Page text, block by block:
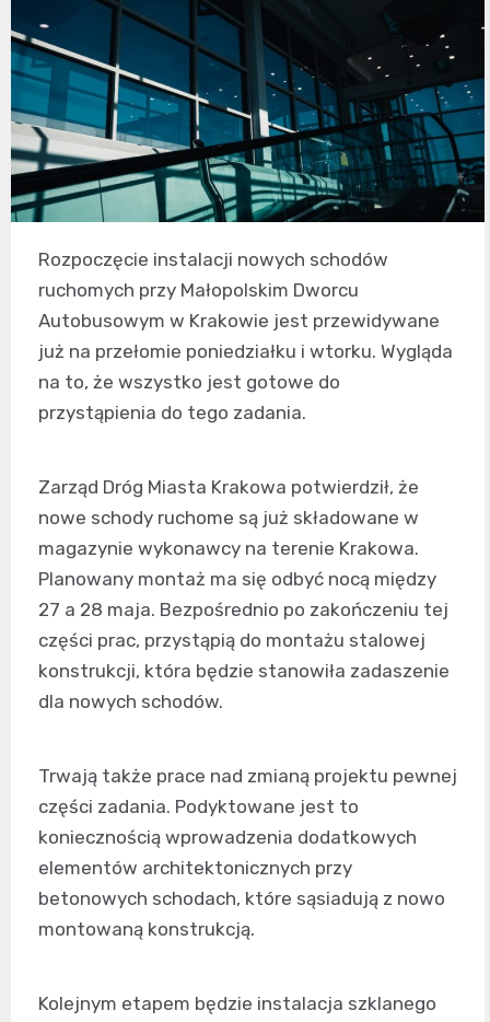
Rozpoczęcie instalacji nowych schodów
ruchomych przy Małopolskim Dworcu
Autobusowym w Krakowie jest przewidywane
już na przełomie poniedziałku i wtorku. Wygląda
na to, że wszystko jest gotowe do
przystąpienia do tego zadania.
Zarząd Dróg Miasta Krakowa potwierdził, że
nowe schody ruchome są już składowane w
magazynie wykonawcy na terenie Krakowa.
Planowany montaż ma się odbyć nocą między
27 a 28 maja. Bezpośrednio po zakończeniu tej
części prac, przystąpią do montażu stalowej
konstrukcji, która będzie stanowiła zadaszenie
dla nowych schodów.
Trwają także prace nad zmianą projektu pewnej
części zadania. Podyktowane jest to
koniecznością wprowadzenia dodatkowych
elementów architektonicznych przy
betonowych schodach, które sąsiadują z nowo
montowaną konstrukcją.
Kolejnym etapem będzie instalacja szklanego